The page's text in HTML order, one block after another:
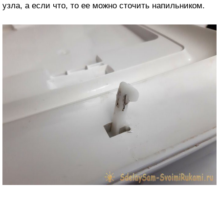
узла, а если что, то ее можно сточить напильником.